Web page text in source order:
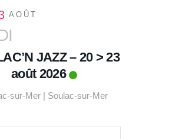
AOÛT
JAZZ – 20 > 23
août 2026
sur-Mer | Soulac-sur-Mer